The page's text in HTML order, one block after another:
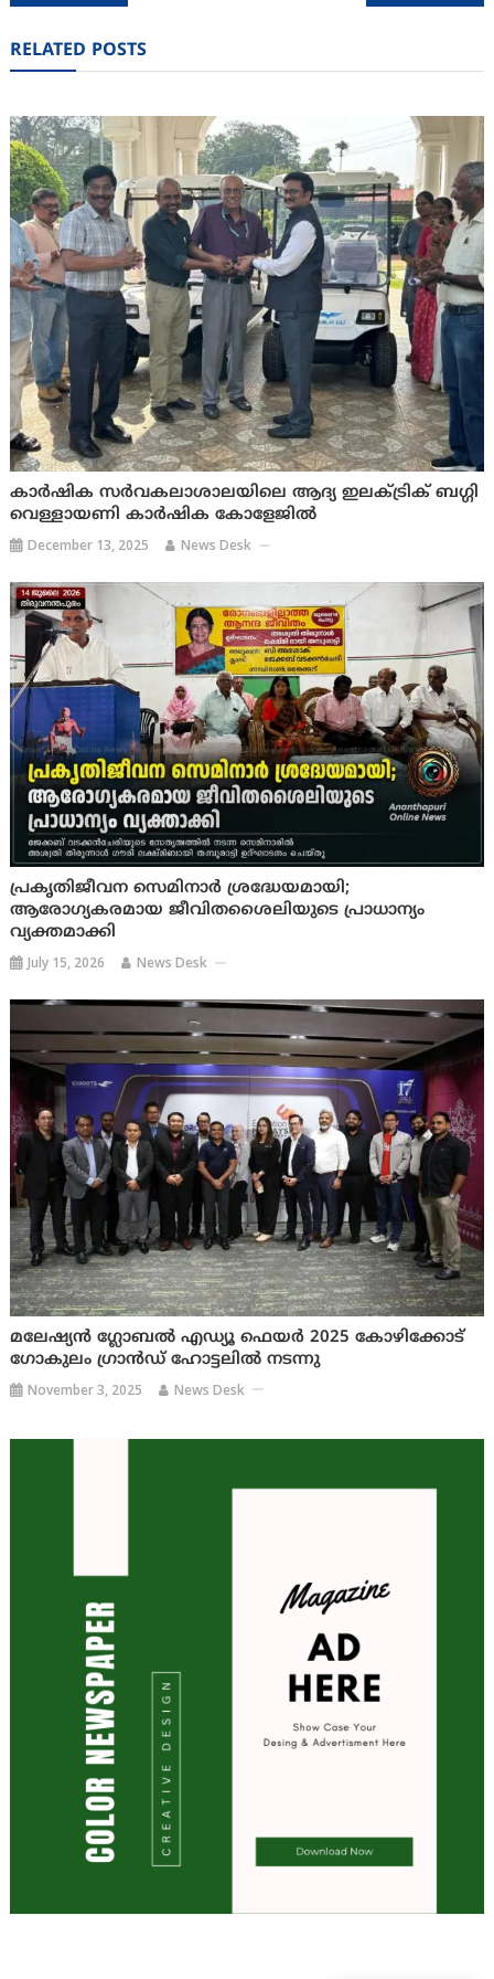
RELATED POSTS
കാർഷിക സർവകലാശാലയിലെ ആദ്യ ഇലക്ട്രിക് ബഗ്ഗി
വെള്ളായണി കാർഷിക കോളേജിൽ
December 13, 2025 News Desk
പ്രകൃതിജീവന സെമിനാർ ശ്രദ്ധേയമായി;
ആരോഗ്യകരമായ ജീവിതശൈലിയുടെ പ്രാധാന്യം
വ്യക്തമാക്കി
July 15, 2026 News Desk
മലേഷ്യൻ ഗ്ലോബൽ എഡ്യൂ ഫെയർ 2025 കോഴിക്കോട്
ഗോകുലം ഗ്രാൻഡ് ഹോട്ടലിൽ നടന്നു
November 3, 2025 News Desk